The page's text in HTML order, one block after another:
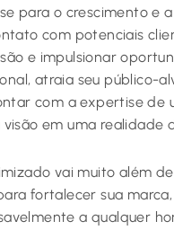
para o crescimento e
com potenciais
e impulsionar
atraia seu público-
com a expertise de
em uma realidade
vai muito além
fortalecer sua
a qualquer